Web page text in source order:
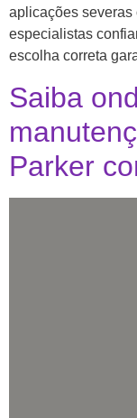
aplicações severas
especialistas
escolha correta
Saiba
Parker